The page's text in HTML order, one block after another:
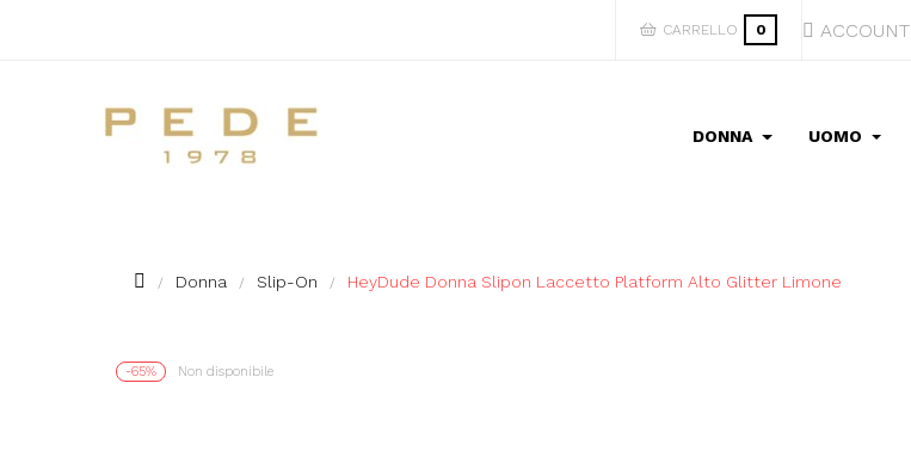
CARRELLO 0 ACCOUNT
DONNA UOMO
Donna Slip-On HeyDude Donna Slipon Laccetto Platform Alto Glitter Limone
-65% Non disponibile